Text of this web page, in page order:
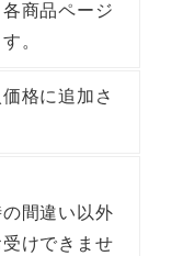
商品ページ
。
格に追加さ
間違い以外
けできませ